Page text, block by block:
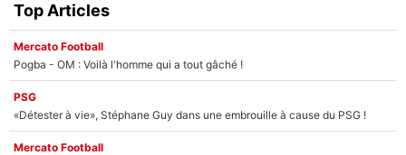
Top Articles
Mercato Football
Pogba - OM : Voilà l'homme qui a tout gâché !
PSG
«Détester à vie», Stéphane Guy dans une embrouille à cause du PSG !
Mercato Football